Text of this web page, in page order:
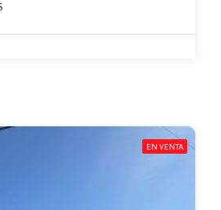
EN VENTA